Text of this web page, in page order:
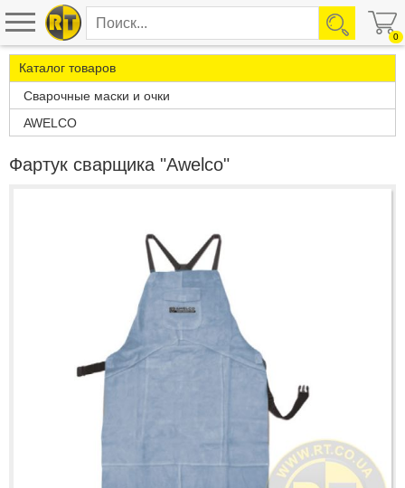
0
Каталог товаров
Сварочные маски и очки
AWELCO
Фартук сварщика "Awelco"